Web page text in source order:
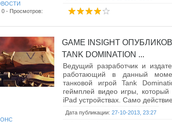
- Просмотров:
GAME INSIGHT
TANK DOMINATION ...
Ведущий разработчик и
работающий в данный
танковой игрой Tank
геймплей видео игры,
iPad устройствах. Само
Дата публикации: 27-10-2013, 23:27